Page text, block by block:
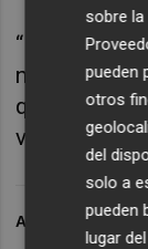
“Es un año
nuevos
que
vamos a
ARCHIVADO EN
sobre
pueden
otros
del
solo a
pueden
lugar